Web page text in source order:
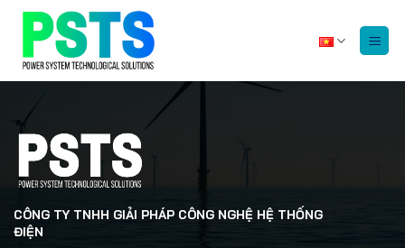
dung
CÔNG TY TNHH GIẢI PHÁP CÔNG NGHỆ HỆ THỐNG
ĐIỆN